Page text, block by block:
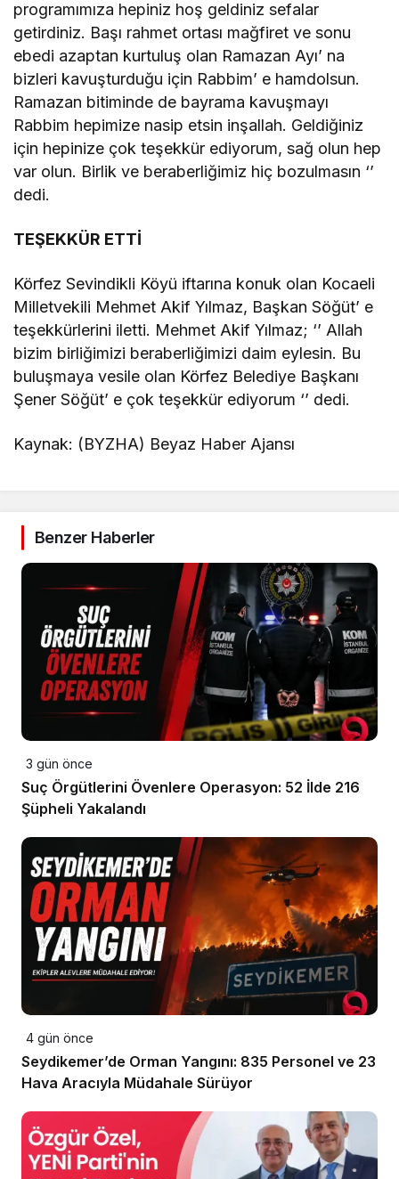
programımıza hepiniz hoş geldiniz sefalar
getirdiniz. Başı rahmet ortası mağfiret ve sonu
ebedi azaptan kurtuluş olan Ramazan Ayı’ na
bizleri kavuşturduğu için Rabbim’ e hamdolsun.
Ramazan bitiminde de bayrama kavuşmayı
Rabbim hepimize nasip etsin inşallah. Geldiğiniz
için hepinize çok teşekkür ediyorum, sağ olun hep
var olun. Birlik ve beraberliğimiz hiç bozulmasın ‘’
dedi.
TEŞEKKÜR ETTİ
Körfez Sevindikli Köyü iftarına konuk olan Kocaeli
Milletvekili Mehmet Akif Yılmaz, Başkan Söğüt’ e
teşekkürlerini iletti. Mehmet Akif Yılmaz; ‘’ Allah
bizim birliğimizi beraberliğimizi daim eylesin. Bu
buluşmaya vesile olan Körfez Belediye Başkanı
Şener Söğüt’ e çok teşekkür ediyorum ‘’ dedi.
Kaynak: (BYZHA) Beyaz Haber Ajansı
Benzer Haberler
3 gün önce
Suç Örgütlerini Övenlere Operasyon: 52 İlde 216
Şüpheli Yakalandı
4 gün önce
Seydikemer’de Orman Yangını: 835 Personel ve 23
Hava Aracıyla Müdahale Sürüyor